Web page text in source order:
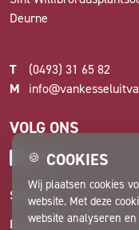
Deurne
T
(0493) 31 65 82
M
VOLG ONS
Disclaimer
Spiegel
🍪 COOKIES
Wij plaatsen cookies
website. Met deze
website analyseren